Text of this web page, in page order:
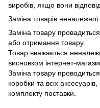
виробів, якщо вони
Заміна товарів неналежної
Заміна товару
або отримання товару.
Товар вважається
висновком інтернет-
Заміна товару проводиться
коробки та всіх
комплекту поставки.